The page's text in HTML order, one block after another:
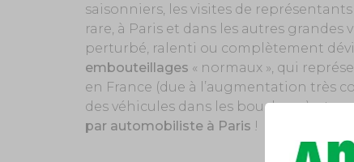
saisonniers, les visites de
rare, à Paris et dans les autres
perturbé, ralenti ou complètement
embouteillages « normaux », qui
en France (due à l’augmentation très
des véhicules dans les bouchons), et
par automobiliste à Paris !